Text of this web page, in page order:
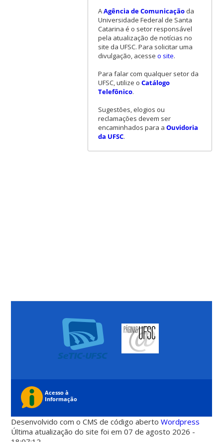
AAgência de Comunicaçãoda
Universidade Federal de Santa
Catarina é o setor responsável
pela atualização de notícias no
site da UFSC. Para solicitar uma
divulgação, acesse o site.
Para falar com qualquer setor da
UFSC, utilize o Catálogo
Telefônico.
Sugestões, elogios ou
reclamações devem ser
encaminhados para a Ouvidoria
da UFSC.
Desenvolvido com o CMS de código abertoWordpress
Última atualização do site foi em 07 de agosto 2026 -